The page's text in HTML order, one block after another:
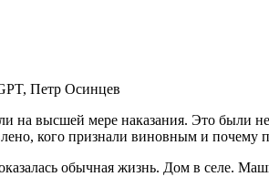
Петр Осинцев
на высшей мере наказания. Это были
кого признали виновным и почему
обычная жизнь. Дом в селе.